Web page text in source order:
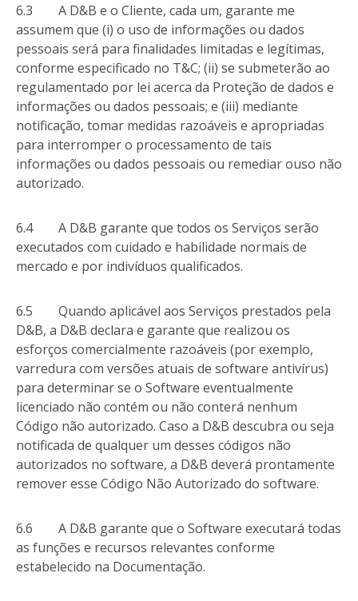
6.3 A D&B e o Cliente, cada um, garante me
assumem que (i) o uso de informações ou dados
pessoais será para finalidades limitadas e legítimas,
conforme especificado no T&C; (ii) se submeterão ao
regulamentado por lei acerca da Proteção de dados e
informações ou dados pessoais; e (iii) mediante
notificação, tomar medidas razoáveis e apropriadas
para interromper o processamento de tais
informações ou dados pessoais ou remediar ouso não
autorizado.
6.4 A D&B garante que todos os Serviços serão
executados com cuidado e habilidade normais de
mercado e por indivíduos qualificados.
6.5 Quando aplicável aos Serviços prestados pela
D&B, a D&B declara e garante que realizou os
esforços comercialmente razoáveis (por exemplo,
varredura com versões atuais de software antivírus)
para determinar se o Software eventualmente
licenciado não contém ou não conterá nenhum
Código não autorizado. Caso a D&B descubra ou seja
notificada de qualquer um desses códigos não
autorizados no software, a D&B deverá prontamente
remover esse Código Não Autorizado do software.
6.6 A D&B garante que o Software executará todas
as funções e recursos relevantes conforme
estabelecido na Documentação.